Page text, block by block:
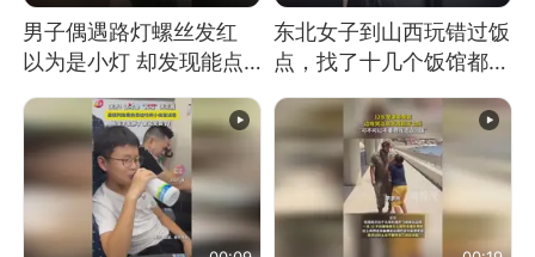
男子偶遇路灯螺丝发红
以为是小灯 却发现能点
燃香烟 当事人：已报警
处理
东北女子到山西玩错过饭
点，找了十几个饭馆都没
开门：午休到几点